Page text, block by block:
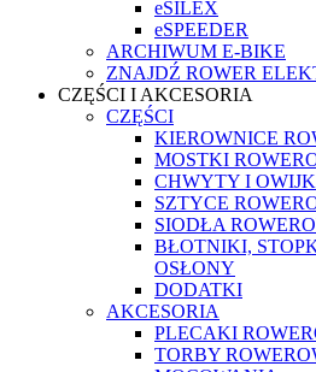
eSILEX
eSPEEDER
ARCHIWUM E-BIKE
ZNAJDŹ ROWER
CZĘŚCI I AKCESORIA
CZĘŚCI
KIEROWNICE
MOSTKI
CHWYTY I
SZTYCE
SIODŁA
BŁOTNIKI,
OSŁONY
DODATKI
AKCESORIA
PLECAKI
TORBY